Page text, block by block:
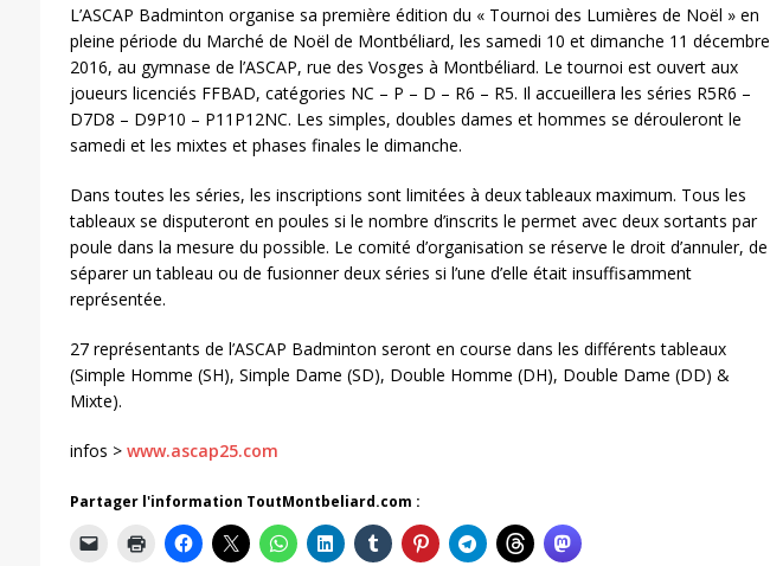
L’ASCAP Badminton organise sa première édition du « Tournoi des Lumières de Noël » en
pleine période du Marché de Noël de Montbéliard, les samedi 10 et dimanche 11 décembre
2016, au gymnase de l’ASCAP, rue des Vosges à Montbéliard. Le tournoi est ouvert aux
joueurs licenciés FFBAD, catégories NC – P – D – R6 – R5. Il accueillera les séries R5R6 –
D7D8 – D9P10 – P11P12NC. Les simples, doubles dames et hommes se dérouleront le
samedi et les mixtes et phases finales le dimanche.
Dans toutes les séries, les inscriptions sont limitées à deux tableaux maximum. Tous les
tableaux se disputeront en poules si le nombre d’inscrits le permet avec deux sortants par
poule dans la mesure du possible. Le comité d’organisation se réserve le droit d’annuler, de
séparer un tableau ou de fusionner deux séries si l’une d’elle était insuffisamment
représentée.
27 représentants de l’ASCAP Badminton seront en course dans les différents tableaux
(Simple Homme (SH), Simple Dame (SD), Double Homme (DH), Double Dame (DD) &
Mixte).
infos > www.ascap25.com
Partager l'information ToutMontbeliard.com :